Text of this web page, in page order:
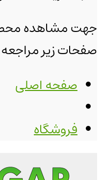
جهت مشاهده
صفحات زیر مراجعه
صفحه اصلی
فروشگاه